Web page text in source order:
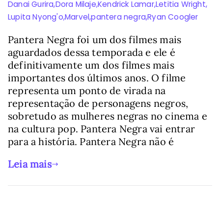
Danai Gurira,Dora Milaje,Kendrick Lamar,Letitia Wright,
Lupita Nyong'o,Marvel,pantera negra,Ryan Coogler
Pantera Negra foi um dos filmes mais
aguardados dessa temporada e ele é
definitivamente um dos filmes mais
importantes dos últimos anos. O filme
representa um ponto de virada na
representação de personagens negros,
sobretudo as mulheres negras no cinema e
na cultura pop. Pantera Negra vai entrar
para a história. Pantera Negra não é
Leia mais